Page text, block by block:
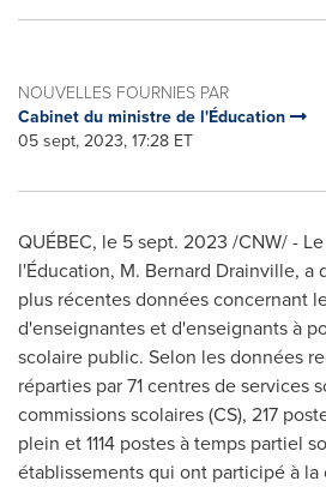
NOUVELLES FOURNIES PAR
Cabinet du ministre de l'Éducation
05 sept, 2023, 17:28 ET
QUÉBEC, le 5 sept. 2023 /CNW/ -
l'Éducation, M. Bernard Drainville, a
plus récentes données concernant
d'enseignantes et d'enseignants à
scolaire public. Selon les données
réparties par 71 centres de services
commissions scolaires (CS), 217
plein et 1114 postes à temps partiel
établissements qui ont participé à